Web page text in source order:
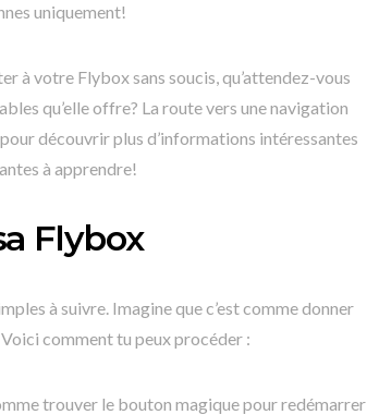
uniquement!
à votre Flybox sans soucis, qu’attendez-vous
qu’elle offre? La route vers une navigation
découvrir plus d’informations intéressantes
à apprendre!
Flybox
à suivre. Imagine que c’est comme donner
comment tu peux procéder :
trouver le bouton magique pour redémarrer